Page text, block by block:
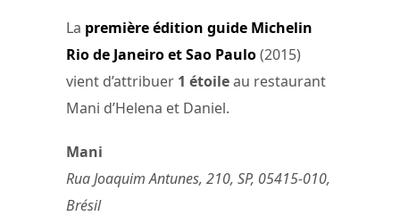
La première édition guide Michelin
Rio de Janeiro et Sao Paulo(2015)
vient d’attribuer 1 étoileau restaurant
Mani d’Helena et Daniel.
Mani
Rua Joaquim Antunes, 210, SP, 05415-010,
Brésil